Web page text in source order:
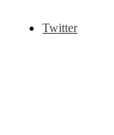
Twitter